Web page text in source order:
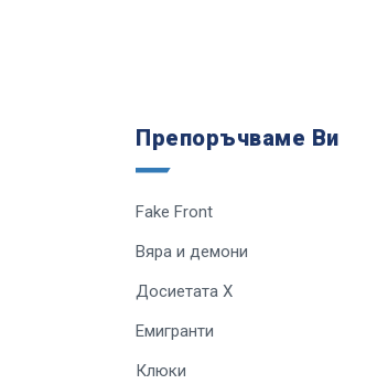
Препоръчваме Ви
Fake Front
Вяра и демони
Досиетата Х
Емигранти
Клюки